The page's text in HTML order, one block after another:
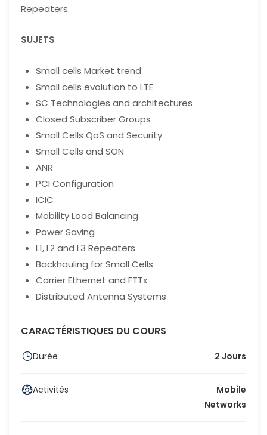
Repeaters.
SUJETS
Small cells Market trend
Small cells evolution to LTE
SC Technologies and architectures
Closed Subscriber Groups
Small Cells QoS and Security
Small Cells and SON
ANR
PCI Configuration
ICIC
Mobility Load Balancing
Power Saving
L1, L2 and L3 Repeaters
Backhauling for Small Cells
Carrier Ethernet and FTTx
Distributed Antenna Systems
CARACTÉRISTIQUES DU COURS
Durée 2 Jours
Activités
Mobile
Networks